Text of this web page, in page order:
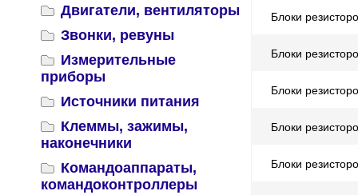
Двигатели, вентиляторы
Звонки, ревуны
Измерительные
приборы
Источники питания
Клеммы, зажимы,
наконечники
Командоаппараты,
командоконтроллеры
Блоки
Блоки
Блоки
Блоки
Блоки